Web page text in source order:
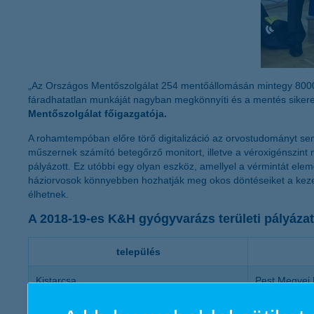
„Az Országos Mentőszolgálat 254 mentőállomásán mintegy
fáradhatatlan munkáját nagyban megkönnyíti és a mentés
Mentőszolgálat főigazgatója.
A rohamtempóban előre törő digitalizáció az orvostudományt
műszernek számító betegőrző monitort, illetve a
pályázott. Ez utóbbi egy olyan eszköz, amellyel a vérmintát
háziorvosok könnyebben hozhatják meg okos döntéseiket a
élhetnek.
A 2018-19-es K&H gyógyvarázs területi
település
Kistarcsa Pest Megyei
Kiskunhalas Kiskunhalasi